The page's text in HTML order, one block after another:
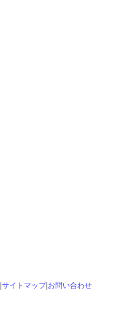
サイトマップ| お問い合わせ